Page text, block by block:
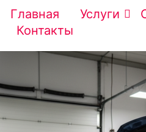
Главная Услуги
Контакты